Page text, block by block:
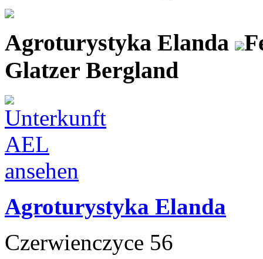
Agroturystyka Elanda
Glatzer Bergland
Agroturystyka Elanda
Czerwienczyce 56